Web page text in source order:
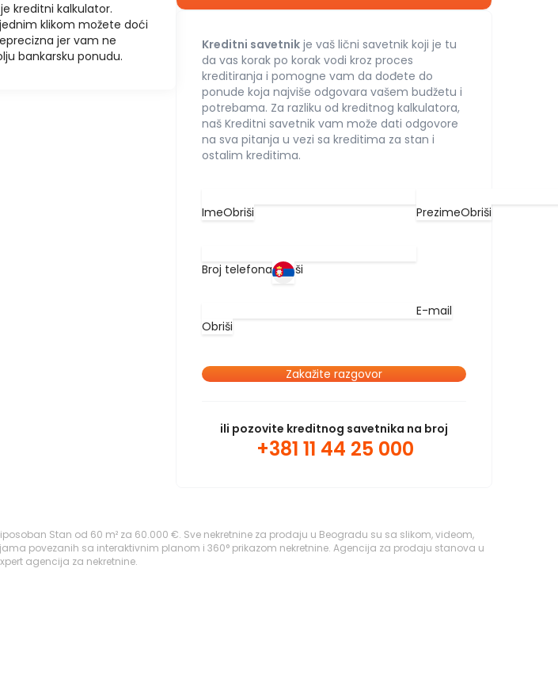
kreditni kalkulator.
klikom možete doći
jer vam ne
bankarsku ponudu.
Kreditni savetnik je vaš lični savetnik koji je tu
da vas korak po korak vodi kroz proces
kreditiranja i pomogne vam da dođete do
ponude koja najviše odgovara vašem budžetu i
potrebama. Za razliku od kreditnog kalkulatora,
naš Kreditni savetnik vam može dati odgovore
na sva pitanja u vezi sa kreditima za stan i
ostalim kreditima.
ImeObriši PrezimeObriši
Broj telefonaObriši
E-mail
Obriši
Zakažite razgovor
ili pozovite kreditnog savetnika na broj
+381 11 44 25 000
Stan od 60 m² za 60.000 €. Sve nekretnine za prodaju u Beogradu su sa slikom, videom,
povezanih sa interaktivnim planom i 360° prikazom nekretnine. Agencija za prodaju stanova u
agencija za nekretnine.